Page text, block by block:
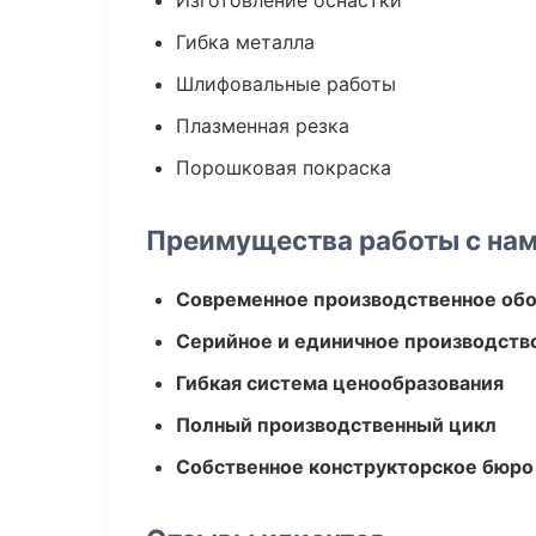
Гибка металла
Шлифовальные работы
Плазменная резка
Порошковая покраска
Преимущества работы с
Современное производственное
Серийное и единичное
Гибкая система ценообразования
Полный производственный цикл
Собственное конструкторское бюро